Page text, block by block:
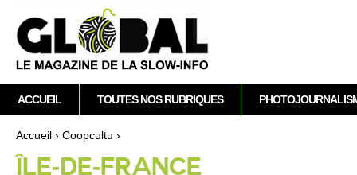
Vous êtes ici
Accueil › Co­opcultu ›
ÎLE-DE-FRANCE
M
e
n
ACCUEIL TOUTES NOS RUBRIQUES